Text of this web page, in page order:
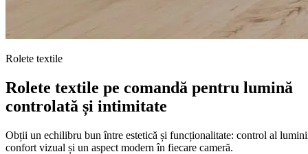
Rolete textile
Rolete textile pe comandă pentru lumină
controlată și intimitate
Obții un echilibru bun între estetică și funcționalitate: control al
confort vizual și un aspect modern în fiecare cameră.